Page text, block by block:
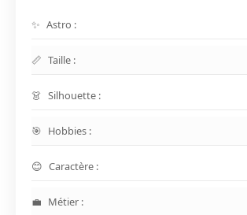
Astro :
Taille :
Silhouette :
Hobbies :
Caractère :
Métier :